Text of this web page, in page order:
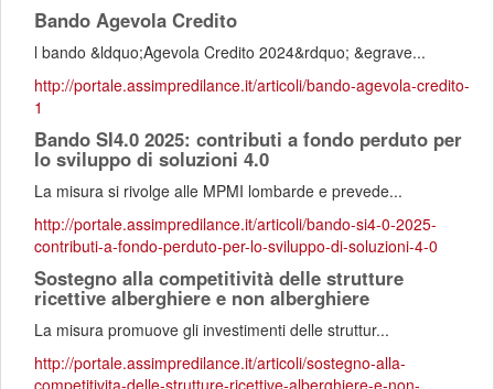
Bando Agevola Credito
l bando &ldquo;Agevola Credito 2024&rdquo; &egrave...
http://portale.assimpredilance.it/articoli/bando-agevola-credito-
1
Bando SI4.0 2025: contributi a fondo perduto per
lo sviluppo di soluzioni 4.0
La misura si rivolge alle MPMI lombarde e prevede...
http://portale.assimpredilance.it/articoli/bando-si4-0-2025-
contributi-a-fondo-perduto-per-lo-sviluppo-di-soluzioni-4-0
Sostegno alla competitività delle strutture
ricettive alberghiere e non alberghiere
La misura promuove gli investimenti delle struttur...
http://portale.assimpredilance.it/articoli/sostegno-alla-
competitivita-delle-strutture-ricettive-alberghiere-e-non-